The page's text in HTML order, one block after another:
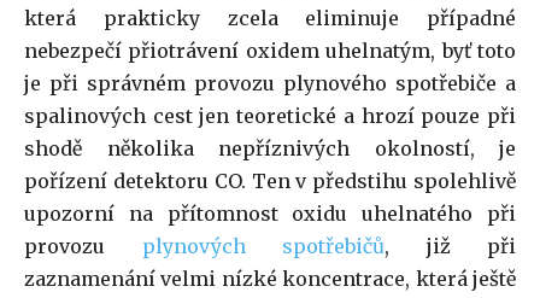
která prakticky zcela eliminuje případné
nebezpečí přiotrávení oxidem uhelnatým, byť toto
je při správném provozu plynového spotřebiče a
spalinových cest jen teoretické a hrozí pouze při
shodě několika nepříznivých okolností, je
pořízení detektoru CO. Ten v předstihu spolehlivě
upozorní na přítomnost oxidu uhelnatého při
provozu plynových spotřebičů, již při
zaznamenání velmi nízké koncentrace, která ještě